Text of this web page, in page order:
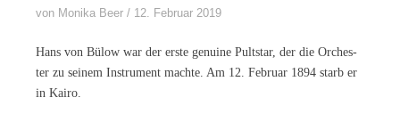
von Monika Beer 12. Februar 2019
Hans von Bülow war der ers­te ge­nui­ne Pult­star, der die Or­ches­
ter zu sei­nem In­stru­ment mach­te. Am 12. Fe­bru­ar 1894 starb er
in Kairo.